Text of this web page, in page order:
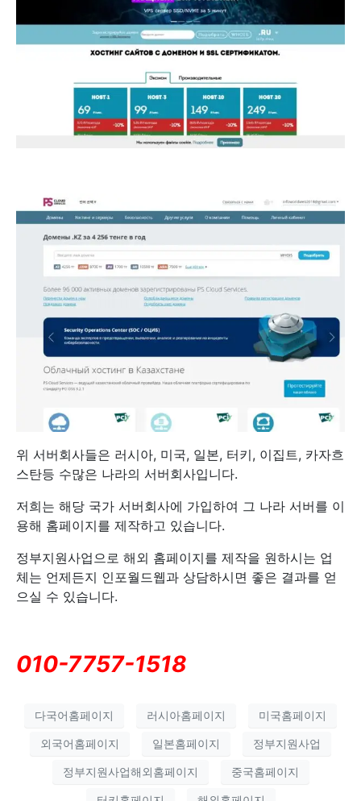
위 서버회사들은 러시아, 미국, 일본, 터키, 이집트, 카자흐
스탄등 수많은 나라의 서버회사입니다.
저희는 해당 국가 서버회사에 가입하여 그 나라 서버를 이
용해 홈페이지를 제작하고 있습니다.
정부지원사업으로 해외 홈페이지를 제작을 원하시는 업
체는 언제든지 인포월드웹과 상담하시면 좋은 결과를 얻
으실 수 있습니다.
010-7757-1518
다국어홈페이지 러시아홈페이지 미국홈페이지
외국어홈페이지 일본홈페이지 정부지원사업
정부지원사업해외홈페이지 중국홈페이지